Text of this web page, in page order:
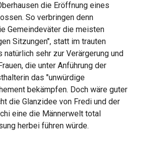
die Eröffnung eines
So verbringen denn
Gemeindeväter die meisten
Sitzungen", statt im trauten
natürlich sehr zur Verärgerung und
die unter Anführung der
das "unwürdige
bekämpfen. Doch wäre guter
die Glanzidee von Fredi und der
eine die Männerwelt total
herbei führen würde.